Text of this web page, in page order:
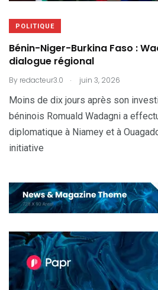
POLITIQUE
Bénin-Niger-Burkina Faso :
dialogue régional
By redacteur3.0 . juin 3, 2026
Moins de dix jours après son
béninois Romuald Wadagni a
diplomatique à Niamey et à
initiative